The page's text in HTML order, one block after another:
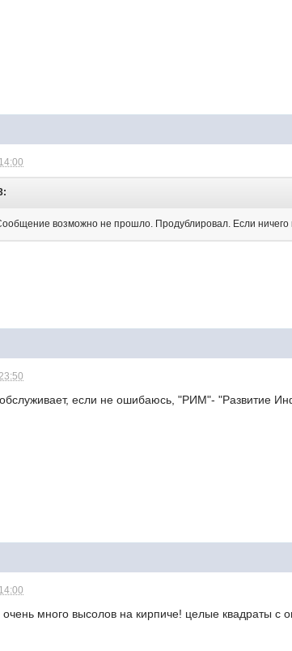
возможно не прошло. Продублировал. Если ничего
если не ошибаюсь, "РИМ"- "Развитие
много высолов на кирпиче! целые квадраты с